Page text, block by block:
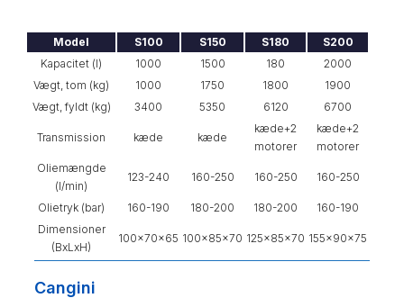
Model S100 S150 S180
S200
Kapacitet (l)
1000 1500 180
2000
Vægt, tom (kg)
1000 1750 1800
1900
Vægt, fyldt (kg)
3400 5350 6120 6700
Transmission kæde kæde
kæde+2
motorer
kæde+2
motorer
Oliemængde
(l/min)
123-240 160-250 160-250 160-250
Olietryk (bar) 160-190 180-200 180-200
160-190
Dimensioner
(BxLxH)
100x70x65 100x85x70 125x85x70 155x90x75
Cangini